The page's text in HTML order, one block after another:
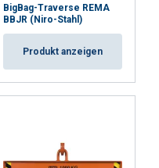
BigBag-Traverse REMA
BBJR (Niro-Stahl)
Produkt anzeigen
Targeting